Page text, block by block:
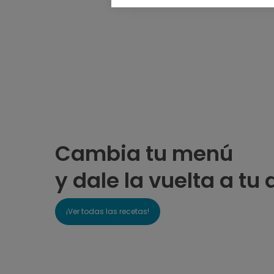
Cambia tu menú
y dale la vuelta a tu
¡Ver todas las recetas!